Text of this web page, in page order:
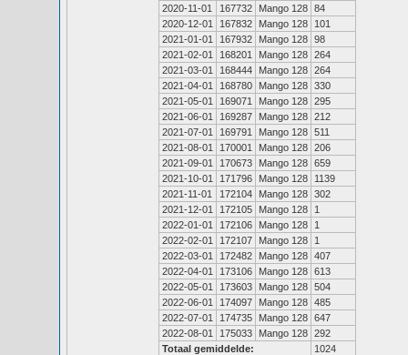
2020-11-01
167732 Mango 128 84
2020-12-01
167832 Mango 128
101
2021-01-01
167932 Mango 128 98
2021-02-01
168201 Mango 128 264
2021-03-01
168444 Mango 128 264
2021-04-01
168780 Mango 128 330
2021-05-01
169071 Mango 128 295
2021-06-01
169287 Mango 128 212
2021-07-01
169791 Mango 128 511
2021-08-01
170001 Mango 128 206
2021-09-01
170673 Mango 128 659
2021-10-01
171796 Mango 128
1139
2021-11-01
172104 Mango 128 302
2021-12-01
172105 Mango 128
1
2022-01-01
172106 Mango 128
1
2022-02-01
172107 Mango 128
1
2022-03-01
172482 Mango 128 407
2022-04-01
173106 Mango 128 613
2022-05-01
173603 Mango 128 504
2022-06-01
174097 Mango 128 485
2022-07-01
174735 Mango 128 647
2022-08-01
175033 Mango 128 292
Totaal gemiddelde:
1024